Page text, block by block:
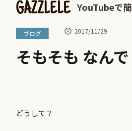
GAZZLELE YouTubeで
ブログ 2017/11/29
そもそも なん
どうして？